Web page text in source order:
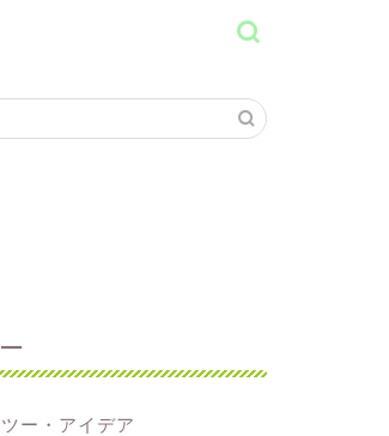
ー・アイデア